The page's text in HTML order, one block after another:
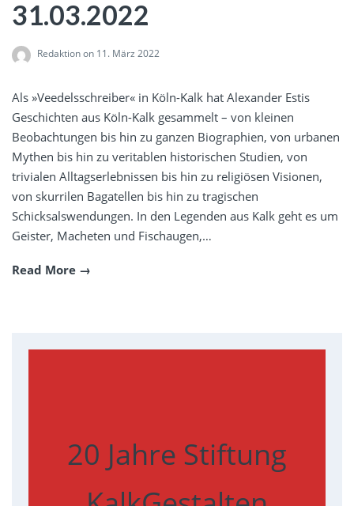
31.03.2022
Redaktionon 11. März 2022
Als »Veedelsschreiber« in Köln-Kalk hat Alexander Estis
Geschichten aus Köln-Kalk gesammelt – von kleinen
Beobachtungen bis hin zu ganzen Biographien, von urbanen
Mythen bis hin zu veritablen historischen Studien, von
trivialen Alltagserlebnissen bis hin zu religiösen Visionen,
von skurrilen Bagatellen bis hin zu tragischen
Schicksalswendungen. In den Legenden aus Kalk geht es um
Geister, Macheten und Fischaugen,…
Read More
20 Jahre Stiftung